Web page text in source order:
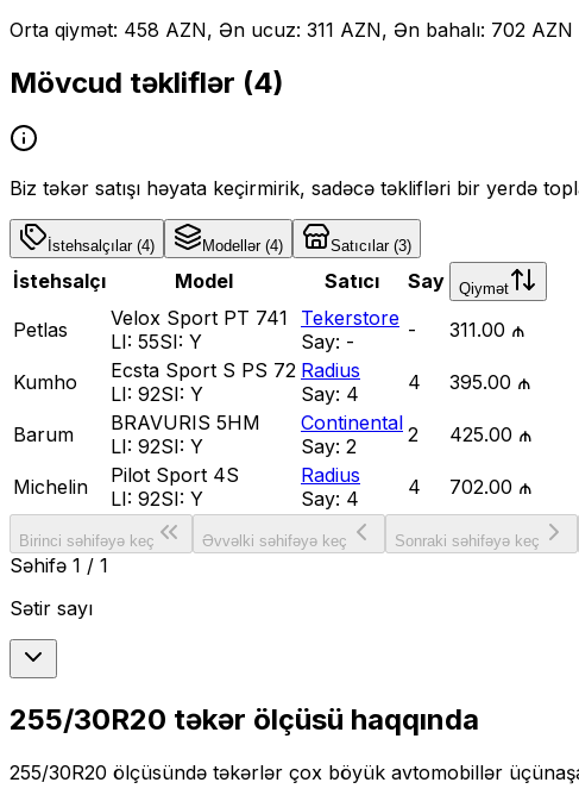
Orta qiymət: 458 AZN, Ən ucuz: 311 AZN, Ən bahalı: 702 AZN
Mövcud təkliflər (4)
Biz təkər satışı həyata keçirmirik, sadəcə təklifləri bir yerdə
İstehsalçılar(4) Modellər(4) Satıcılar(3)
İstehsalçı Model Satıcı Say Qiymət
Petlas
Velox Sport PT 741
LI: 55SI: Y
Tekerstore
Say: - - 311.00 ₼
Kumho
Ecsta Sport S PS 72
LI: 92SI: Y
Radius
Say: 4 4 395.00 ₼
Barum
BRAVURIS 5HM
LI: 92SI: Y
Continental
Say: 2 2 425.00 ₼
Michelin
Pilot Sport 4S
LI: 92SI: Y
Radius
Say: 4 4 702.00 ₼
Birinci səhifəyə keç Əvvəlki səhifəyə keç Sonraki səhifəyə keç
Səhifə 1 / 1
Sətir sayı
255/30R20 təkər ölçüsü haqqında
255/30R20 ölçüsündə təkərlər çox böyük avtomobillər üçün